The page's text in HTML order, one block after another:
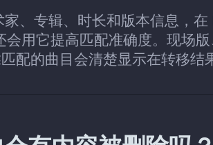
、专辑、时长和版本信息，
用它提高匹配准确度。现场版
配的曲目会清楚显示在转移结